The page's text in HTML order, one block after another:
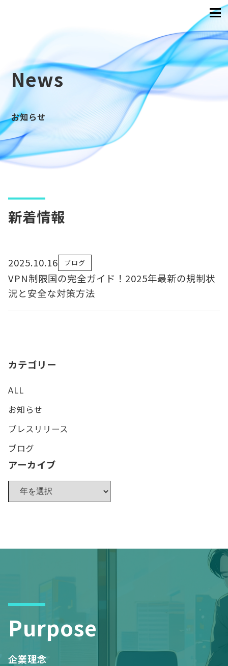
News
お知らせ
新着情報
2025.10.16 ブログ
VPN制限国の完全ガイド！2025年最新の規制状
況と安全な対策方法
カテゴリー
ALL
お知らせ
プレスリリース
ブログ
アーカイブ
Purpose
企業理念